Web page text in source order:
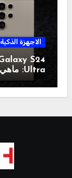
الاجهزة الذكية
Ultra: ماهي موصفات والسعر والألوان؟